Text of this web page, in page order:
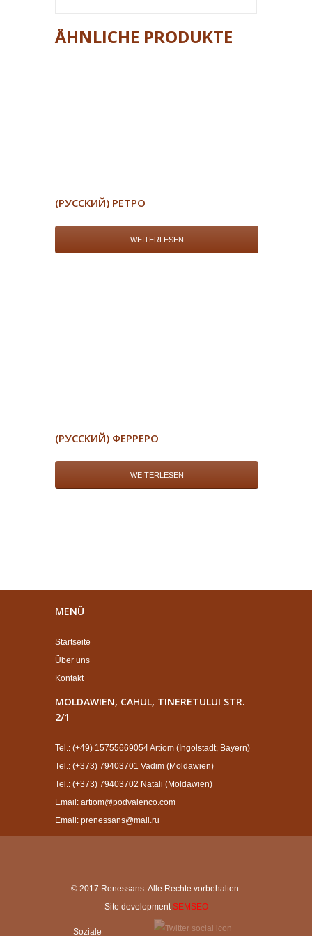
ÄHNLICHE PRODUKTE
(РУССКИЙ) РЕТРО
WEITERLESEN
(РУССКИЙ) ФЕРРЕРО
WEITERLESEN
MENÜ
Startseite
Über uns
Kontakt
MOLDAWIEN, CAHUL, TINERETULUI STR.
2/1
Tel.: (+49) 15755669054 Artiom (Ingolstadt, Bayern)
Tel.: (+373) 79403701 Vadim (Moldawien)
Tel.: (+373) 79403702 Natali (Moldawien)
Email: artiom@podvalenco.com
Email: prenessans@mail.ru
© 2017 Renessans. Alle Rechte vorbehalten.
Site development SEMSEO
Soziale